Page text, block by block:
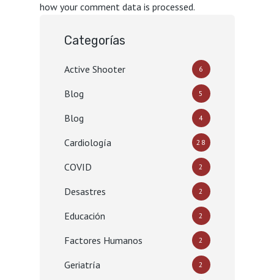
how your comment data is processed.
Categorías
Active Shooter 6
Blog 5
Blog 4
Cardiología 28
COVID 2
Desastres 2
Educación 2
Factores Humanos 2
Geriatría 2